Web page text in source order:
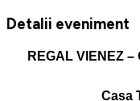
Detalii eveniment
REGAL VIENEZ
Casa